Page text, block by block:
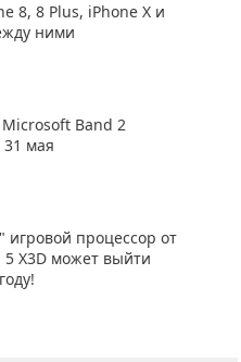
8, 8 Plus, iPhone X и
ними
Band 2
31 мая
процессор от
5 X3D может выйти